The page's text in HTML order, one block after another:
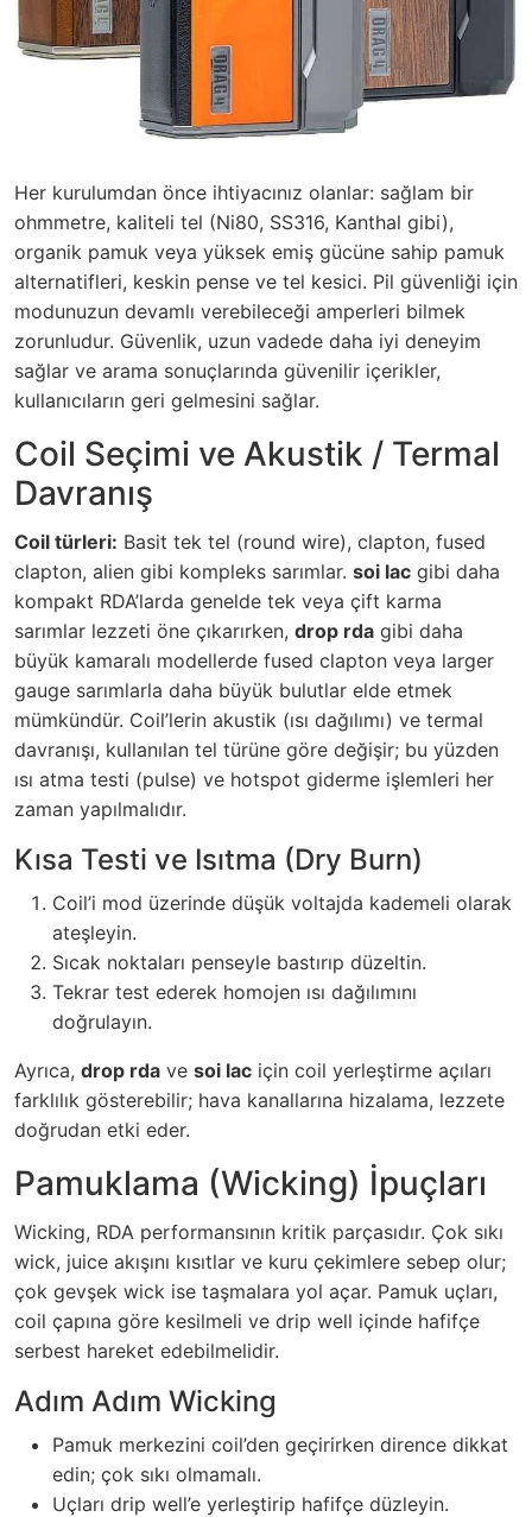
Her kurulumdan önce ihtiyacınız olanlar: sağlam bir
ohmmetre, kaliteli tel (Ni80, SS316, Kanthal gibi),
organik pamuk veya yüksek emiş gücüne sahip pamuk
alternatifleri, keskin pense ve tel kesici. Pil güvenliği için
modunuzun devamlı verebileceği amperleri bilmek
zorunludur. Güvenlik, uzun vadede daha iyi deneyim
sağlar ve arama sonuçlarında güvenilir içerikler,
kullanıcıların geri gelmesini sağlar.
Coil Seçimi ve Akustik / Termal
Davranış
Coil türleri: Basit tek tel (round wire), clapton, fused
clapton, alien gibi kompleks sarımlar. soi lac gibi daha
kompakt RDA’larda genelde tek veya çift karma
sarımlar lezzeti öne çıkarırken, drop rda gibi daha
büyük kamaralı modellerde fused clapton veya larger
gauge sarımlarla daha büyük bulutlar elde etmek
mümkündür. Coil’lerin akustik (ısı dağılımı) ve termal
davranışı, kullanılan tel türüne göre değişir; bu yüzden
ısı atma testi (pulse) ve hotspot giderme işlemleri her
zaman yapılmalıdır.
Kısa Testi ve Isıtma (Dry Burn)
Coil’i mod üzerinde düşük voltajda kademeli olarak
ateşleyin.
Sıcak noktaları penseyle bastırıp düzeltin.
Tekrar test ederek homojen ısı dağılımını
doğrulayın.
Ayrıca, drop rda ve soi lac için coil yerleştirme açıları
farklılık gösterebilir; hava kanallarına hizalama, lezzete
doğrudan etki eder.
Pamuklama (Wicking) İpuçları
Wicking, RDA performansının kritik parçasıdır. Çok sıkı
wick, juice akışını kısıtlar ve kuru çekimlere sebep olur;
çok gevşek wick ise taşmalara yol açar. Pamuk uçları,
coil çapına göre kesilmeli ve drip well içinde hafifçe
serbest hareket edebilmelidir.
Adım Adım Wicking
Pamuk merkezini coil’den geçirirken dirence dikkat
edin; çok sıkı olmamalı.
Uçları drip well’e yerleştirip hafifçe düzleyin.